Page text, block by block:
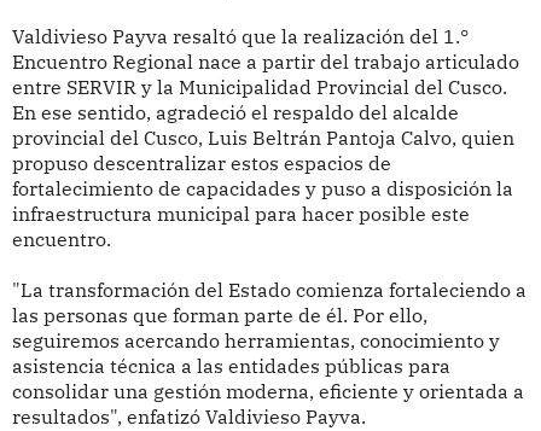
Valdivieso Payva resaltó que la realización del 1.°
Encuentro Regional nace a partir del trabajo articulado
entre SERVIR y la Municipalidad Provincial del Cusco.
En ese sentido, agradeció el respaldo del alcalde
provincial del Cusco, Luis Beltrán Pantoja Calvo, quien
propuso descentralizar estos espacios de
fortalecimiento de capacidades y puso a disposición la
infraestructura municipal para hacer posible este
encuentro.
"La transformación del Estado comienza fortaleciendo a
las personas que forman parte de él. Por ello,
seguiremos acercando herramientas, conocimiento y
asistencia técnica a las entidades públicas para
consolidar una gestión moderna, eficiente y orientada a
resultados", enfatizó Valdivieso Payva.